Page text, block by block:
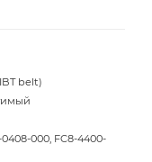
belt)
0408-000, FC8-4400-